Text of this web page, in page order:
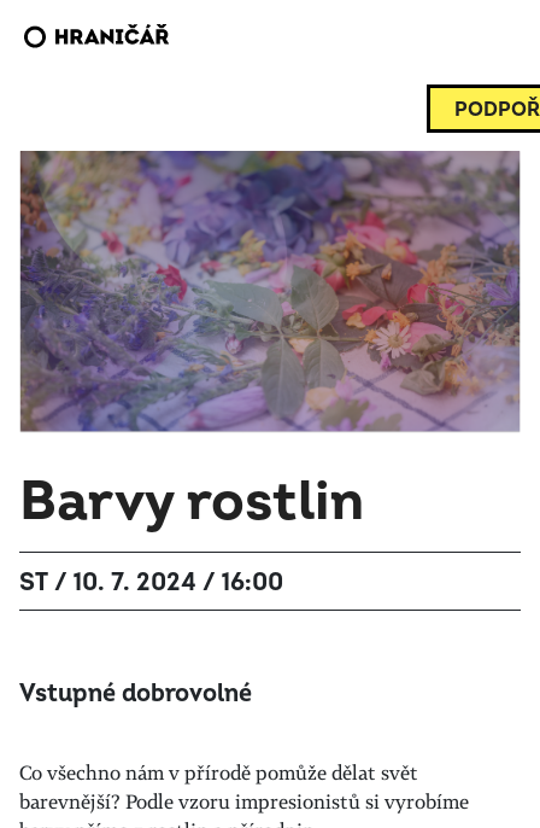
Barvy rostlin
ST / 10. 7. 2024 / 16:00
Vstupné dobrovolné
Co všechno nám v přírodě pomůže dělat svět
barevnější? Podle vzoru impresionistů si vyrobíme